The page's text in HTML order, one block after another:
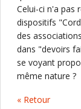
Celui-ci n'a pas
dispositifs
des
dans "devoirs
se voyant
même nature ?
« Retour